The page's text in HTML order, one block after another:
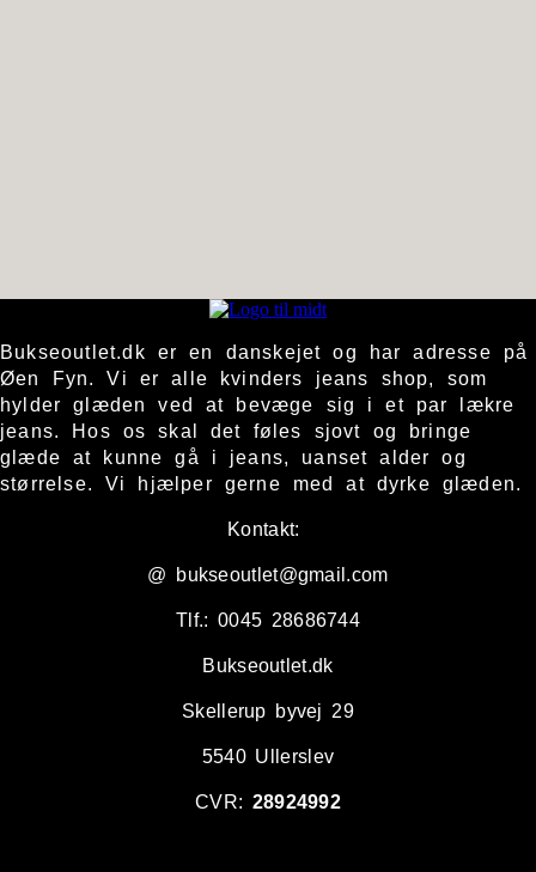
Bukseoutlet.dk er en danskejet og har adresse på
Øen Fyn. Vi er alle kvinders jeans shop, som
hylder glæden ved at bevæge sig i et par lækre
jeans. Hos os skal det føles sjovt og bringe
glæde at kunne gå i jeans, uanset alder og
størrelse. Vi hjælper gerne med at dyrke glæden.
Kontakt:
@ bukseoutlet@gmail.com
Tlf.: 0045 28686744
Bukseoutlet.dk
Skellerup byvej 29
5540 Ullerslev
CVR: 28924992